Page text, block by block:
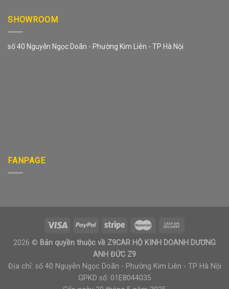
SHOWROOM
số 40 Nguyễn Ngọc Doãn - Phường Kim Liên - TP Hà Nội
FANPAGE
2026 © Bản quyền thuộc về Z9CAR HỘ KINH DOANH DƯƠNG
ANH ĐỨC Z9
Địa chỉ: số 40 Nguyễn Ngọc Doãn - Phường Kim Liên - TP Hà Nội
GPKD số: 01E8044035